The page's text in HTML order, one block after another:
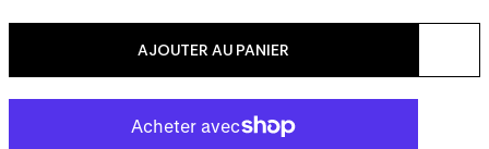
AJOUTER AU PANIER